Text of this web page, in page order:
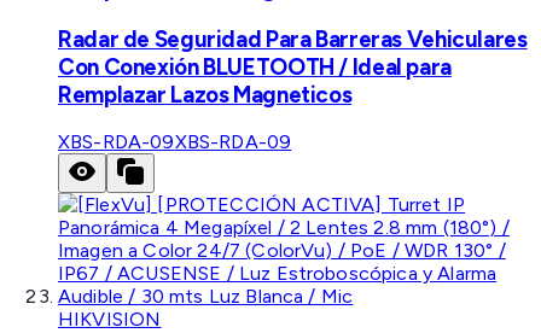
Radar de Seguridad Para Barreras Vehiculares
Con Conexión BLUETOOTH / Ideal para
Remplazar Lazos Magneticos
XBS-RDA-09XBS-RDA-09
HIKVISION